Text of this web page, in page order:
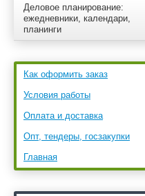
Деловое планирование:
ежедневники, календари,
планинги
Как оформить заказ
Условия работы
Оплата и доставка
Опт, тендеры, госзакупки
Главная